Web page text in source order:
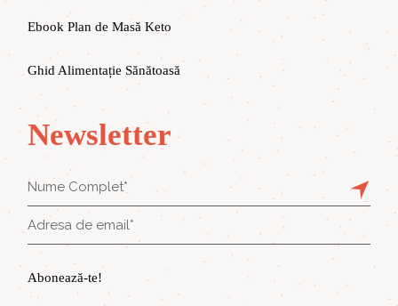
Ebook Plan de Masă Keto
Ghid Alimentație Sănătoasă
Newsletter
Abonează-te!